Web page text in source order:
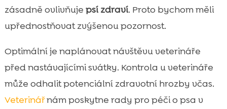
zásadně ovlivňuje psí zdraví. Proto bychom měli
upřednostňovat zvýšenou pozornost.
Optimální je naplánovat návštěvu veterináře
před nastávajícími svátky. Kontrola u veterináře
může odhalit potenciální zdravotní hrozby včas.
Veterinářnám poskytne rady pro péči o psa v